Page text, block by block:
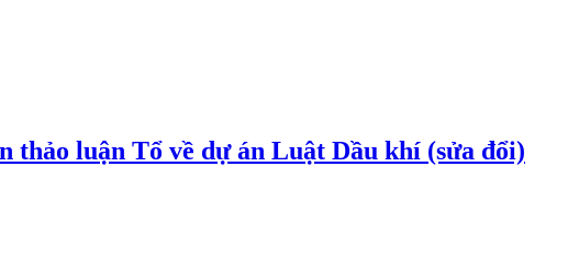
luận Tổ về dự án Luật Dầu khí (sửa đổi)